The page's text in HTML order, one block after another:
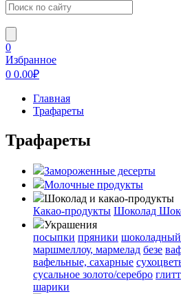
0
Избранное
0 0.00₽
Главная
Трафареты
Трафареты
Замороженные десерты
Молочные продукты
Шоколад и какао-продукты
Какао-продукты Шоколад
Украшения
посыпки пряники шоколадный
маршмеллоу, мармелад безе
вафельные, сахарные
сусальное золото/серебро
шарики